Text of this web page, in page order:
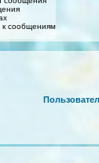
к сообщениям